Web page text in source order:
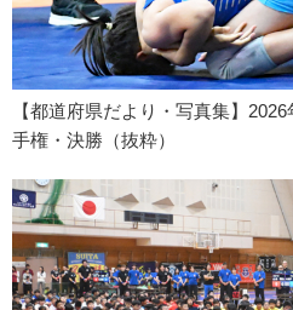
【都道府県だより・写真集】
手権・決勝（抜粋）